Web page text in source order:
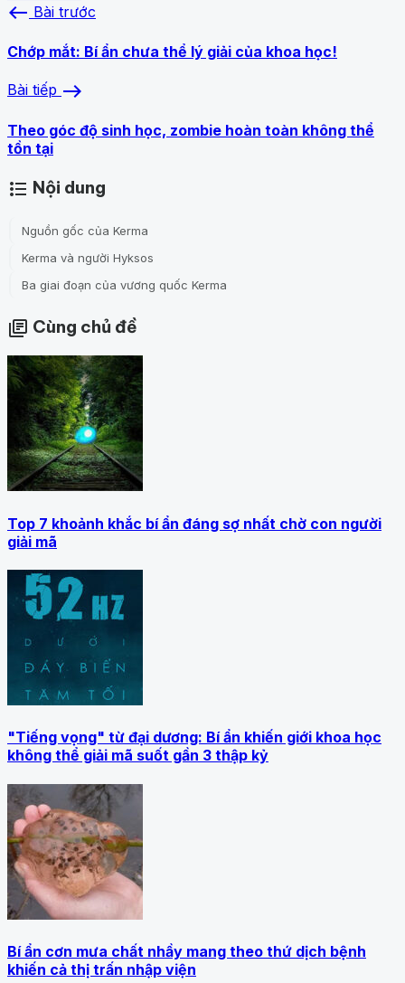
west Bài trước
Chớp mắt: Bí ẩn chưa thể lý giải của khoa học!
Bài tiếp east
Theo góc độ sinh học, zombie hoàn toàn không thể
tồn tại
format_list_bulleted Nội dung
Nguồn gốc của Kerma
Kerma và người Hyksos
Ba giai đoạn của vương quốc Kerma
library_books Cùng chủ đề
Top 7 khoảnh khắc bí ẩn đáng sợ nhất chờ con người
giải mã
"Tiếng vọng" từ đại dương: Bí ẩn khiến giới khoa học
không thể giải mã suốt gần 3 thập kỷ
Bí ẩn cơn mưa chất nhầy mang theo thứ dịch bệnh
khiến cả thị trấn nhập viện